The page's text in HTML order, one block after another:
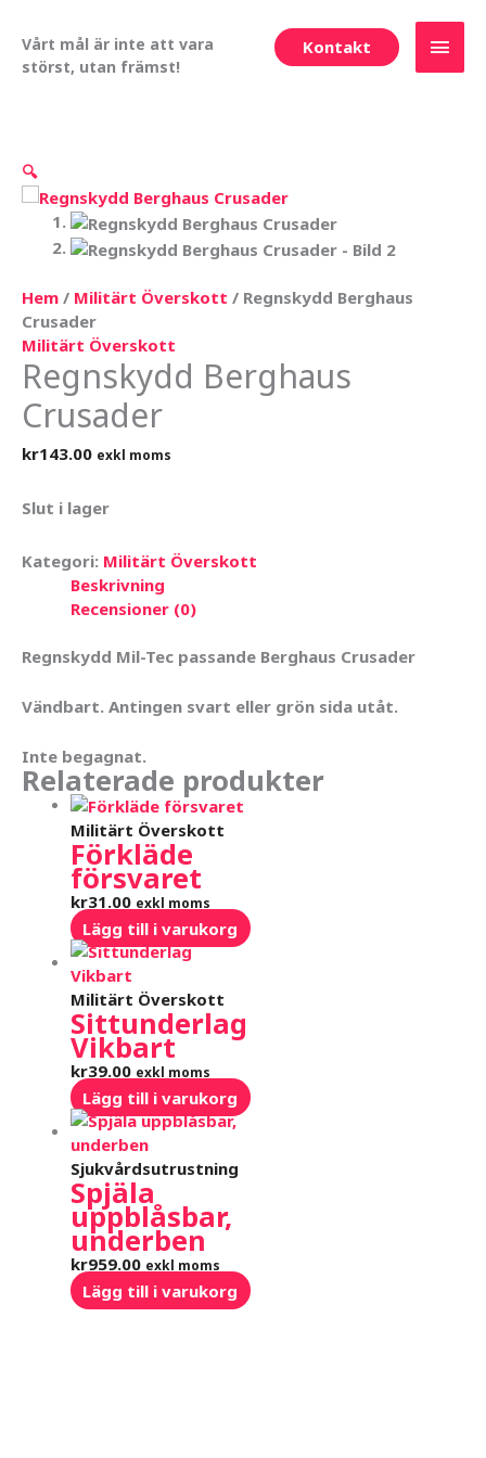
innehåll
Vårt mål är inte att vara
störst, utan främst!
Kontakt
🔍
Hem / Militärt Överskott / Regnskydd Berghaus
Crusader
Militärt Överskott
Regnskydd Berghaus
Crusader
kr143.00 exkl moms
Slut i lager
Kategori: Militärt Överskott
Beskrivning
Recensioner (0)
Regnskydd Mil-Tec passande Berghaus Crusader
Vändbart. Antingen svart eller grön sida utåt.
Inte begagnat.
Relaterade produkter
Militärt Överskott
Förkläde
försvaret
kr31.00 exkl moms
Lägg till i varukorg
Militärt Överskott
Sittunderlag
Vikbart
kr39.00 exkl moms
Lägg till i varukorg
Sjukvårdsutrustning
Spjäla
uppblåsbar,
underben
kr959.00 exkl moms
Lägg till i varukorg